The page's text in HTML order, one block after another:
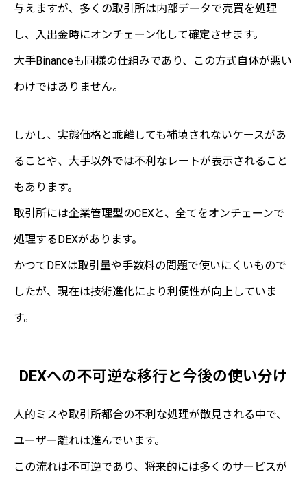
与えますが、多くの取引所は内部データで売買を処理
し、入出金時にオンチェーン化して確定させます。
大手Binanceも同様の仕組みであり、この方式自体が悪い
わけではありません。
しかし、実態価格と乖離しても補填されないケースがあ
ることや、大手以外では不利なレートが表示されること
もあります。
取引所には企業管理型のCEXと、全てをオンチェーンで
処理するDEXがあります。
かつてDEXは取引量や手数料の問題で使いにくいもので
したが、現在は技術進化により利便性が向上していま
す。
DEXへの不可逆な移行と今後の使い分け
人的ミスや取引所都合の不利な処理が散見される中で、
ユーザー離れは進んでいます。
この流れは不可逆であり、将来的には多くのサービスが